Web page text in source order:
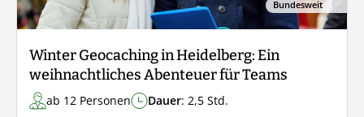
Bundesweit
Winter Geocaching in Heidelberg: Ein
weihnachtliches Abenteuer für Teams
ab 12 Personen Dauer: 2,5 Std.